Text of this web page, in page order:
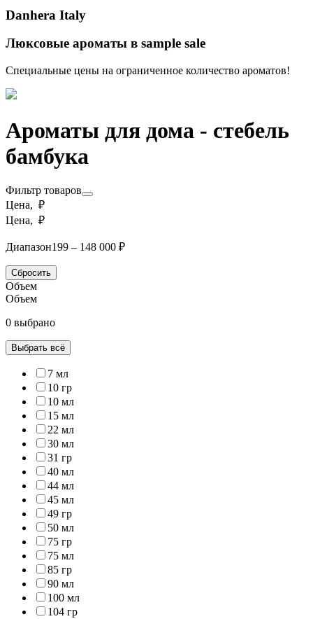
Danhera Italy
Люксовые ароматы в sample sale
Специальные цены на ограниченное количество ароматов!
Ароматы для дома - стебель
бамбука
Фильтр товаров
Цена, ₽
Цена, ₽
Диапазон199 – 148 000 ₽
Сбросить
Объем
Объем
0 выбрано
Выбрать всё
7 мл
10 гр
10 мл
15 мл
22 мл
30 мл
31 гр
40 мл
44 мл
45 мл
49 гр
50 мл
75 гр
75 мл
85 гр
90 мл
100 мл
104 гр